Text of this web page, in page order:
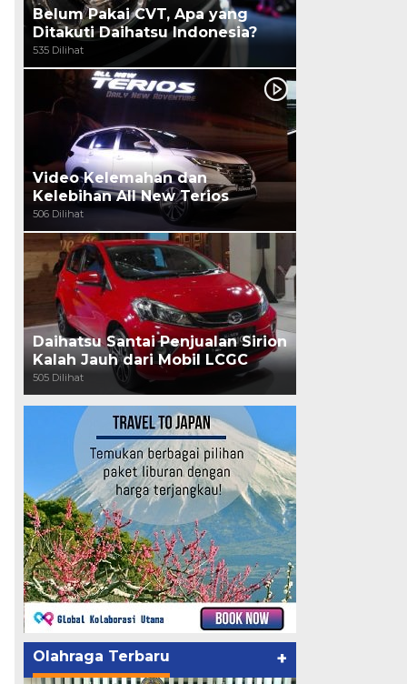
Belum Pakai CVT, Apa yang
Ditakuti Daihatsu Indonesia?
535 Dilihat
Video Kelemahan dan
Kelebihan All New Terios
506 Dilihat
Daihatsu Santai Penjualan Sirion
Kalah Jauh dari Mobil LCGC
505 Dilihat
Olahraga Terbaru +